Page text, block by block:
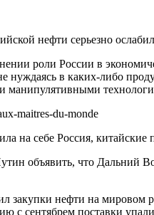
нефти серьезно
роли России в
в каких-либо
манипулятивными
на себе Россия,
объявить, что Дальний
закупки нефти на
с сентябрем поставки